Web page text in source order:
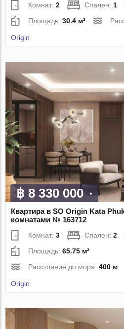
Комнат:2 Спален: 1
Площадь:30.4 м²
Origin
฿ 8 330 000
Квартира в SO Origin Kata
комнатами № 163712
Комнат:3 Спален:2
Площадь:65.75 м²
Расстояние до моря:400 м
Origin